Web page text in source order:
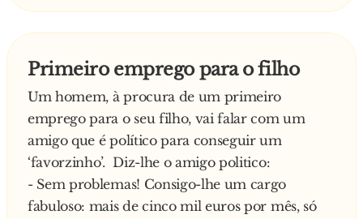
muito baixa, diz-lhes:
- Se algum dos dois perguntar ao raio da velha
se me conhece, juro-vos que vão todos presos!
Primeiro emprego para o filho
Um homem, à procura de um primeiro
emprego para o seu filho, vai falar com um
amigo que é político para conseguir um
‘favorzinho’. Diz-lhe o amigo politico:
- Sem problemas! Consigo-lhe um cargo
fabuloso: mais de cinco mil euros por mês, só